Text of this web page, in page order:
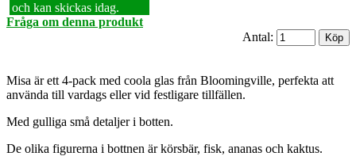
och kan skickas idag.
Fråga om denna produkt
Antal:
Misa är ett 4-pack med coola glas från Bloomingville, perfekta att
använda till vardags eller vid festligare tillfällen.
Med gulliga små detaljer i botten.
De olika figurerna i bottnen är körsbär, fisk, ananas och kaktus.